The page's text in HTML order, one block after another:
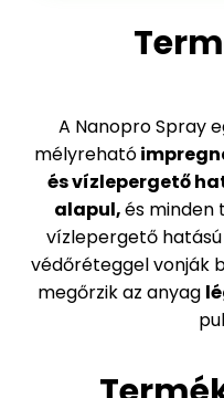
A Nanopro Spray
mélyreható
és vízlepergető
alapul,és minden
vízlepergető
védőréteggel vonják
megőrzik az anyag